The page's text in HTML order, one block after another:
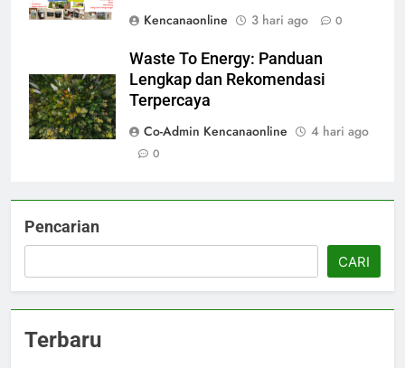
Kencanaonline
3 hari ago 0
Waste To Energy: Panduan
Lengkap dan Rekomendasi
Terpercaya
Co-Admin Kencanaonline
4 hari ago
0
Pencarian
CARI
Terbaru